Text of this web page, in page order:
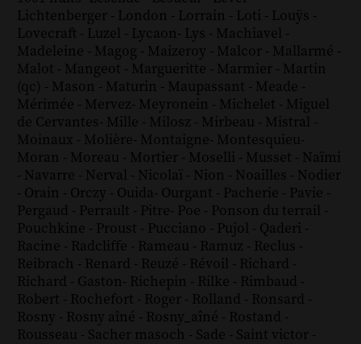
Lichtenberger - London - Lorrain - Loti - Louÿs -
Lovecraft - Luzel - Lycaon- Lys - Machiavel -
Madeleine - Magog - Maizeroy - Malcor - Mallarmé -
Malot - Mangeot - Margueritte - Marmier - Martin
(qc) - Mason - Maturin - Maupassant - Meade -
Mérimée - Mervez- Meyronein - Michelet - Miguel
de Cervantes- Mille - Milosz - Mirbeau - Mistral -
Moinaux - Molière- Montaigne- Montesquieu-
Moran - Moreau - Mortier - Moselli - Musset - Naïmi
- Navarre - Nerval - Nicolaï - Nion - Noailles - Nodier
- Orain - Orczy - Ouida- Ourgant - Pacherie - Pavie -
Pergaud - Perrault - Pitre- Poe - Ponson du terrail -
Pouchkine - Proust - Pucciano - Pujol - Qaderi -
Racine - Radcliffe - Rameau - Ramuz - Reclus -
Reibrach - Renard - Reuzé - Révoil - Richard -
Richard - Gaston- Richepin - Rilke - Rimbaud -
Robert - Rochefort - Roger - Rolland - Ronsard -
Rosny - Rosny aîné - Rosny_aîné - Rostand -
Rousseau - Sacher masoch - Sade - Saint victor -